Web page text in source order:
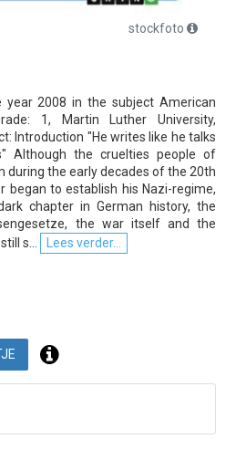
stockfoto
2008 in the subject American
1, Martin Luther University,
Introduction "He writes like he talks
Although the cruelties people of
during the early decades of the 20th
began to establish his Nazi-regime,
chapter in German history, the
the war itself and the
s...
Lees verder...